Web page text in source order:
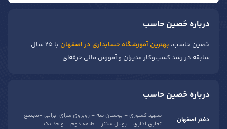
درباره حَصین حاسب
حَصین حاسب، بهترین آموزشگاه حسابداری در اصفهان
با ۲۵ سال
سابقه در رشد کسب‌وکار مدیران و آموزش مالی حرفه‌ای
درباره حَصین حاسب
دفتر اصفهان
شهید کشوری – بوستان سه – روبروی سرای ایرانی -مجتمع
تجاری اداری – رویال سنتر – طبقه دوم – واحد یک